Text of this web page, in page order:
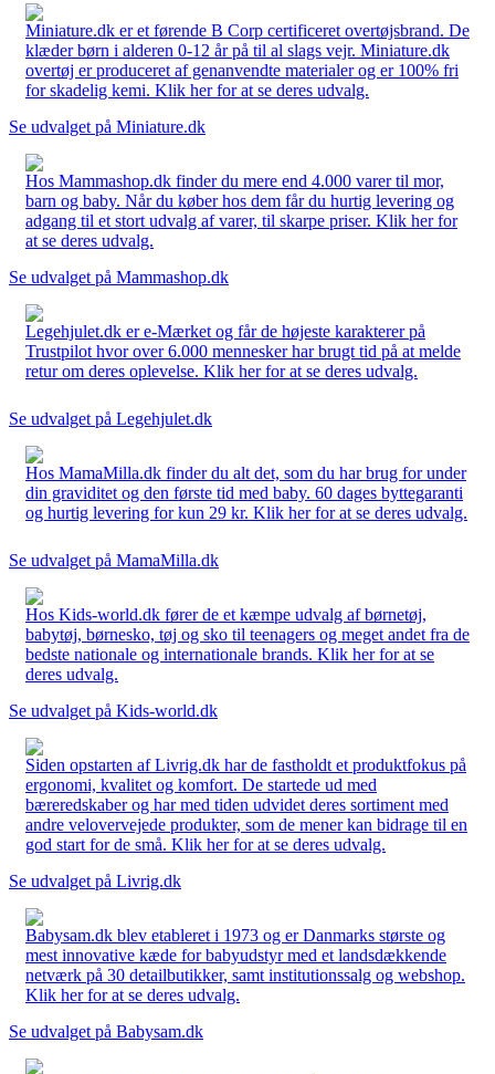
Miniature.dk er et førende B Corp certificeret overtøjsbrand. De
klæder børn i alderen 0-12 år på til al slags vejr. Miniature.dk
overtøj er produceret af genanvendte materialer og er 100% fri
for skadelig kemi. Klik her for at se deres udvalg.
Se udvalget på Miniature.dk
Hos Mammashop.dk finder du mere end 4.000 varer til mor,
barn og baby. Når du køber hos dem får du hurtig levering og
adgang til et stort udvalg af varer, til skarpe priser. Klik her for
at se deres udvalg.
Se udvalget på Mammashop.dk
Legehjulet.dk er e-Mærket og får de højeste karakterer på
Trustpilot hvor over 6.000 mennesker har brugt tid på at melde
retur om deres oplevelse. Klik her for at se deres udvalg.
Se udvalget på Legehjulet.dk
Hos MamaMilla.dk finder du alt det, som du har brug for under
din graviditet og den første tid med baby. 60 dages byttegaranti
og hurtig levering for kun 29 kr. Klik her for at se deres udvalg.
Se udvalget på MamaMilla.dk
Hos Kids-world.dk fører de et kæmpe udvalg af børnetøj,
babytøj, børnesko, tøj og sko til teenagers og meget andet fra de
bedste nationale og internationale brands. Klik her for at se
deres udvalg.
Se udvalget på Kids-world.dk
Siden opstarten af Livrig.dk har de fastholdt et produktfokus på
ergonomi, kvalitet og komfort. De startede ud med
bæreredskaber og har med tiden udvidet deres sortiment med
andre velovervejede produkter, som de mener kan bidrage til en
god start for de små. Klik her for at se deres udvalg.
Se udvalget på Livrig.dk
Babysam.dk blev etableret i 1973 og er Danmarks største og
mest innovative kæde for babyudstyr med et landsdækkende
netværk på 30 detailbutikker, samt institutionssalg og webshop.
Klik her for at se deres udvalg.
Se udvalget på Babysam.dk